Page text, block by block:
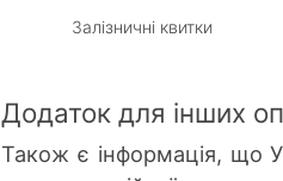
Залізничні квитки
Додаток для інших
Також є інформація, що